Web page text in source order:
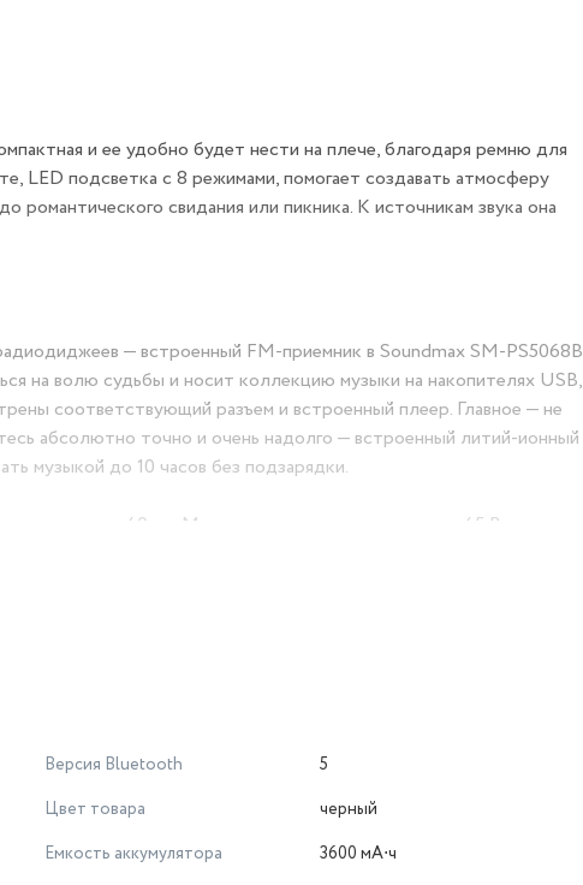
и ее удобно будет нести на плече, благодаря ремню для
LED подсветка с 8 режимами, помогает создавать атмосферу
свидания или пикника. К источникам звука она
— встроенный FM-приемник в Soundmax SM-PS5068B
на волю судьбы и носит коллекцию музыки на накопителях USB,
соответствующий разъем и встроенный плеер. Главное — не
абсолютно точно и очень надолго — встроенный литий-ионный
музыкой до 10 часов без подзарядки.
диаметром 40 мм. Мощность акустики составляет 45 Вт —
и для небольшой вечеринки на свежем воздухе, а функция
Версия Bluetooth
5
Цвет товара
черный
Емкость аккумулятора
3600 мА⋅ч